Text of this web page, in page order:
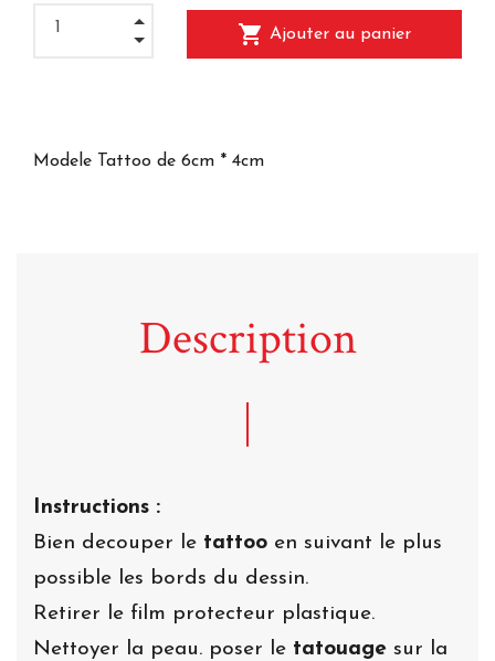
shopping_cart Ajouter au panier
Modele Tattoo de 6cm * 4cm
Description
Instructions :
Bien decouper le tattoo en suivant le plus
possible les bords du dessin.
Retirer le film protecteur plastique.
Nettoyer la peau. poser le tatouage sur la